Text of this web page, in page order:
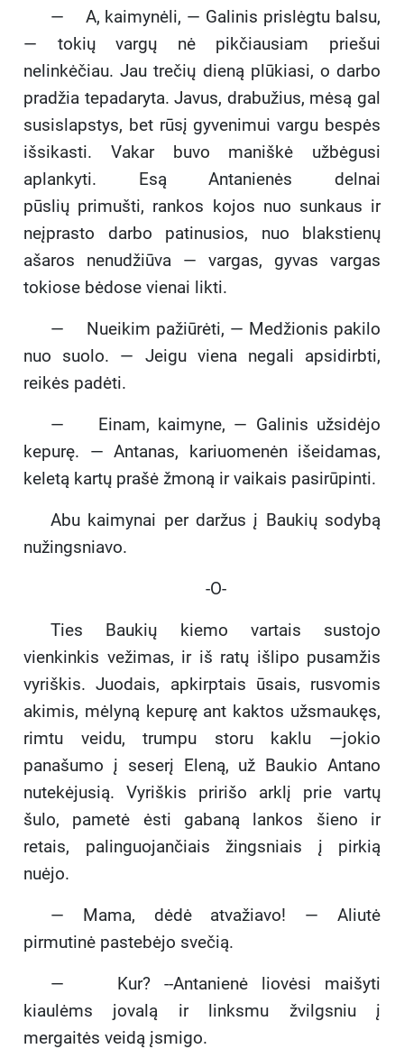
— A, kaimynėli, — Galinis prislėgtu balsu,
— tokių vargų nė pikčiausiam priešui
nelinkėčiau. Jau trečių dieną plūkiasi, o darbo
pradžia tepadaryta. Javus, drabužius, mėsą gal
susislapstys, bet rūsį gyvenimui vargu bespės
išsikasti. Vakar buvo maniškė užbėgusi
aplankyti. Esą Antanienės delnai
pūslių primušti, rankos kojos nuo sunkaus ir
neįprasto darbo patinusios, nuo blakstienų
ašaros nenudžiūva — vargas, gyvas vargas
tokiose bėdose vienai likti.
— Nueikim pažiūrėti, — Medžionis pakilo
nuo suolo. — Jeigu viena negali apsidirbti,
reikės padėti.
— Einam, kaimyne, — Galinis užsidėjo
kepurę. — Antanas, kariuomenėn išeidamas,
keletą kartų prašė žmoną ir vaikais pasirūpinti.
Abu kaimynai per daržus į Baukių sodybą
nužingsniavo.
-O-
Ties Baukių kiemo vartais sustojo
vienkinkis vežimas, ir iš ratų išlipo pusamžis
vyriškis. Juodais, apkirptais ūsais, rusvomis
akimis, mėlyną kepurę ant kaktos užsmaukęs,
rimtu veidu, trumpu storu kaklu —jokio
panašumo į seserį Eleną, už Baukio Antano
nutekėjusią. Vyriškis pririšo arklį prie vartų
šulo, pametė ėsti gabaną lankos šieno ir
retais, palinguojančiais žingsniais į pirkią
nuėjo.
— Mama, dėdė atvažiavo! — Aliutė
pirmutinė pastebėjo svečią.
— Kur? --Antanienė liovėsi maišyti
kiaulėms jovalą ir linksmu žvilgsniu į
mergaitės veidą įsmigo.